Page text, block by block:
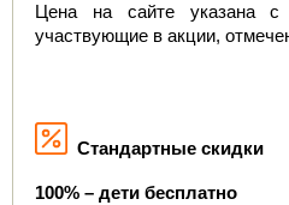
Цена на сайте указана с
участвующие в акции,
Стандартные скидки
100% – дети бесплатно